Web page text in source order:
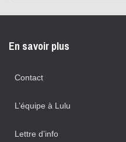
En savoir plus
Contact
L’équipe à Lulu
Lettre d’info